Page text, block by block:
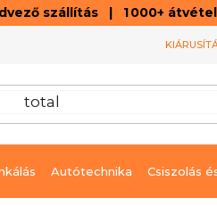
szállítás | 1 000+
Autótechnika Csiszolás